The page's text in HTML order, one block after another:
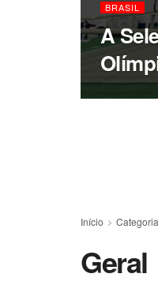
BRASIL
A
Início Categoria
Geral